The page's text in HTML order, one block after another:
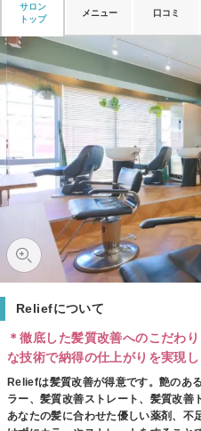
サロン
トップ
メニュー 口コミ
Reliefについて
＊徹底した髪質改善へのこだわ
な技術で納得の仕上がりを実現し
Reliefは髪質改善が得意です。艶のあ
ラー、髪質改善ストレート、髪質改善
あなたの髪に合わせた優しい薬剤、不